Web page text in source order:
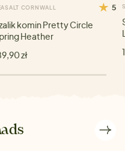
CORNWALL 5
komin Pretty Circle
Heather
zł